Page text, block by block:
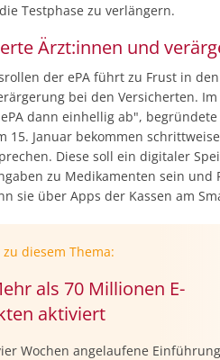
Testphase zu verlängern.
Ärzt:innen und
der ePA führt zu Frust in
bei den Versicherten.
dann einhellig ab",
15. Januar bekommen
Diese soll ein digitaler
zu Medikamenten sein und
sie über Apps der Kassen am
diesem Thema:
als 70 Millionen E-
aktiviert
Wochen angelaufene Einführung